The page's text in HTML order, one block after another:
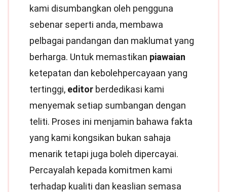
kami disumbangkan oleh pengguna
sebenar seperti anda, membawa
pelbagai pandangan dan maklumat yang
berharga. Untuk memastikan piawaian
ketepatan dan kebolehpercayaan yang
tertinggi, editor berdedikasi kami
menyemak setiap sumbangan dengan
teliti. Proses ini menjamin bahawa fakta
yang kami kongsikan bukan sahaja
menarik tetapi juga boleh dipercayai.
Percayalah kepada komitmen kami
terhadap kualiti dan keaslian semasa